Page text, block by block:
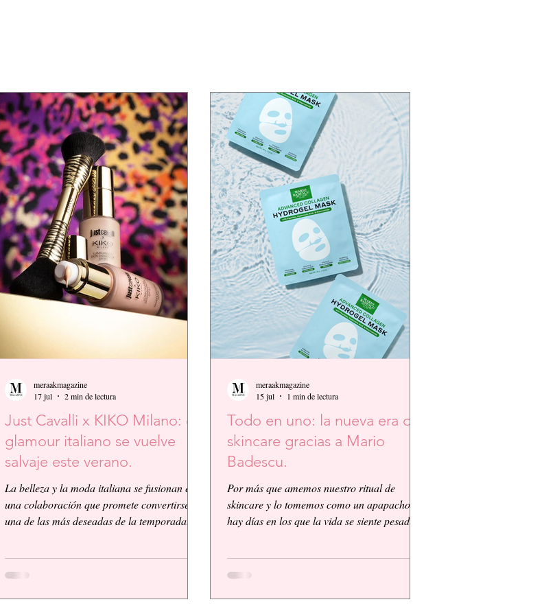
Just Cavalli x KIKO Milano: el
glamour italiano se vuelve
salvaje este verano.
La belleza y la moda italiana se fusionan en
una colaboración que promete convertirse en
una de las más deseadas de la temporada.
colaboración global junto a la icónica casa
colección vibrante, audaz y llena de
meraakmagazine
17 jul
2 min de lectura
Todo en uno: la nueva era del
skincare gracias a Mario
Badescu.
Por más que amemos nuestro ritual de
skincare y lo tomemos como un apapacho,
hay días en los que la vida se siente pesada y
Advanced Collagen Hydrogel Mask con
meraakmagazine
15 jul
1 min de lectura